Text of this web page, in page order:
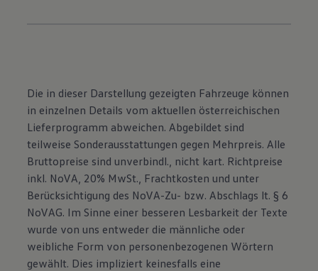
Die in dieser Darstellung gezeigten Fahrzeuge können
in einzelnen Details vom aktuellen österreichischen
Lieferprogramm abweichen. Abgebildet sind
teilweise Sonderausstattungen gegen Mehrpreis. Alle
Bruttopreise sind unverbindl., nicht kart. Richtpreise
inkl. NoVA, 20% MwSt., Frachtkosten und unter
Berücksichtigung des NoVA-Zu- bzw. Abschlags lt. § 6
NoVAG. Im Sinne einer besseren Lesbarkeit der Texte
wurde von uns entweder die männliche oder
weibliche Form von personenbezogenen Wörtern
gewählt. Dies impliziert keinesfalls eine